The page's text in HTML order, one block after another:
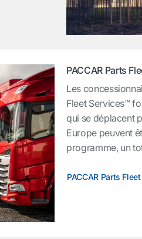
PACCAR Parts
Les
Fleet Services™
qui se déplacent
Europe peuvent
programme, un
PACCAR Parts